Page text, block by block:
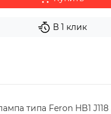
В 1 клик
типа Feron HB1